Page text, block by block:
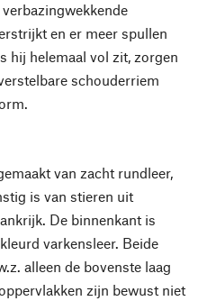
en er meer spullen
hij helemaal vol zit, zorgen
schouderriem
van zacht rundleer,
is van stieren uit
De binnenkant is
varkensleer. Beide
alleen de bovenste laag
zijn bewust niet